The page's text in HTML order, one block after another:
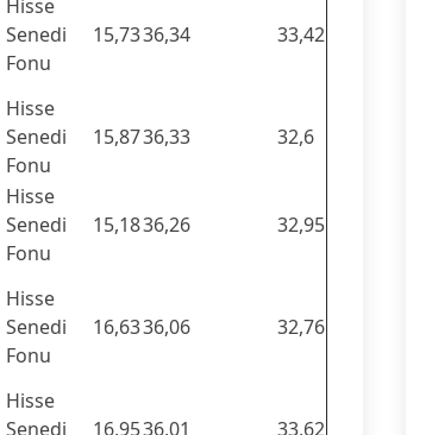
Hisse
Senedi
Fonu
15,7336,34 33,42
Hisse
Senedi
Fonu
15,8736,33 32,6
Hisse
Senedi
Fonu
15,1836,26 32,95
Hisse
Senedi
Fonu
16,6336,06 32,76
Hisse
Senedi
16,9536,01 33,62